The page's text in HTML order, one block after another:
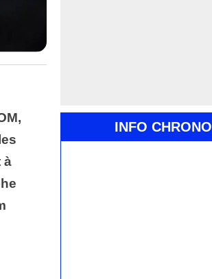
INFO CHRONO
à